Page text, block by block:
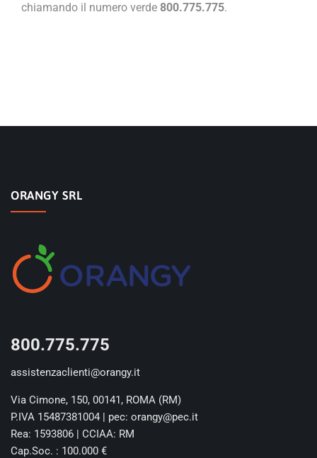
chiamando il numero verde 800.775.775.
ORANGY SRL
800.775.775
assistenzaclienti@orangy.it
Via Cimone, 150, 00141, ROMA (RM)
P.IVA 15487381004 | pec: orangy@pec.it
Rea: 1593806 | CCIAA: RM
Cap.Soc. : 100.000 €